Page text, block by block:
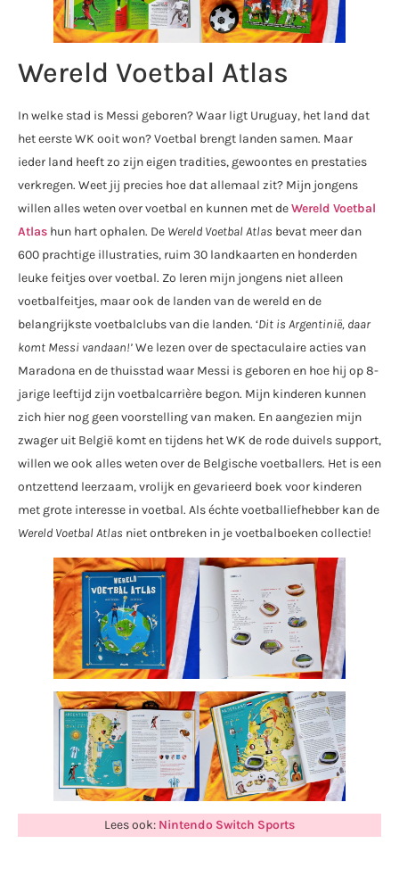
Wereld Voetbal Atlas
In welke stad is Messi geboren? Waar ligt Uruguay, het land dat
het eerste WK ooit won? Voetbal brengt landen samen. Maar
ieder land heeft zo zijn eigen tradities, gewoontes en prestaties
verkregen. Weet jij precies hoe dat allemaal zit? Mijn jongens
willen alles weten over voetbal en kunnen met deWereld Voetbal
Atlas hun hart ophalen. De Wereld Voetbal Atlas bevat meer dan
600 prachtige illustraties, ruim 30 landkaarten en honderden
leuke feitjes over voetbal. Zo leren mijn jongens niet alleen
voetbalfeitjes, maar ook de landen van de wereld en de
belangrijkste voetbalclubs van die landen. ‘Dit is Argentinië, daar
komt Messi vandaan!’We lezen over de spectaculaire acties van
Maradona en de thuisstad waar Messi is geboren en hoe hij op 8-
jarige leeftijd zijn voetbalcarrière begon. Mijn kinderen kunnen
zich hier nog geen voorstelling van maken. En aangezien mijn
zwager uit België komt en tijdens het WK de rode duivels support,
willen we ook alles weten over de Belgische voetballers. Het is een
ontzettend leerzaam, vrolijk en gevarieerd boek voor kinderen
met grote interesse in voetbal. Als échte voetballiefhebber kan de
Wereld Voetbal Atlas niet ontbreken in je voetbalboeken collectie!
Lees ook: Nintendo Switch Sports